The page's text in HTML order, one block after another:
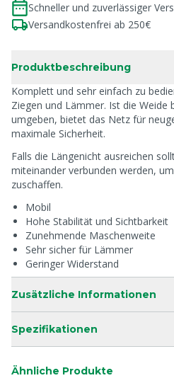
Schneller und zuverlässiger
Versandkostenfrei ab 250€
Produktbeschreibung
Komplett und sehr einfach zu
Ziegen und Lämmer. Ist die Weide
umgeben, bietet das Netz für
maximale Sicherheit.
Falls die Längenicht ausreichen
miteinander verbunden werden,
zuschaffen.
Mobil
Hohe Stabilität und Sichtbarkeit
Zunehmende Maschenweite
Sehr sicher für Lämmer
Geringer Widerstand
Zusätzliche Informationen
Spezifikationen
Ähnliche Produkte